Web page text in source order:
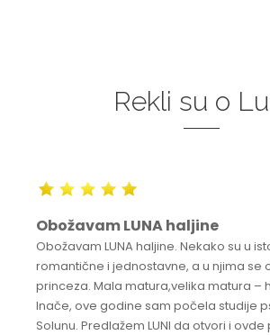
Rekli su o
Obožavam LUNA haljine
Obožavam LUNA haljine. Nekako su u
romantične i jednostavne, a u njima se
princeza. Mala matura,velika matura –
Inače, ove godine sam počela studije
Solunu. Predlažem LUNI da otvori i